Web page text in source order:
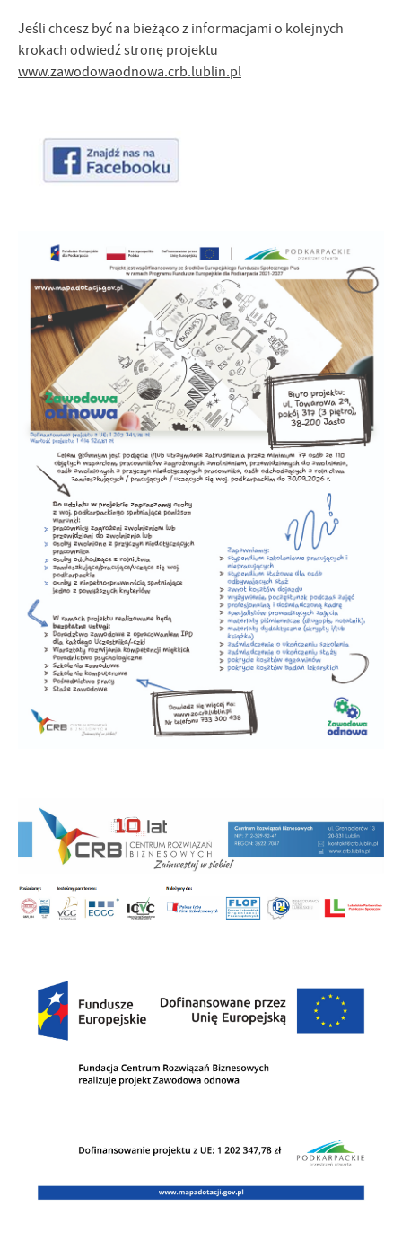
Jeśli chcesz być na bieżąco z informacjami o kolejnych
krokach odwiedź stronę projektu
www.zawodowaodnowa.crb.lublin.pl